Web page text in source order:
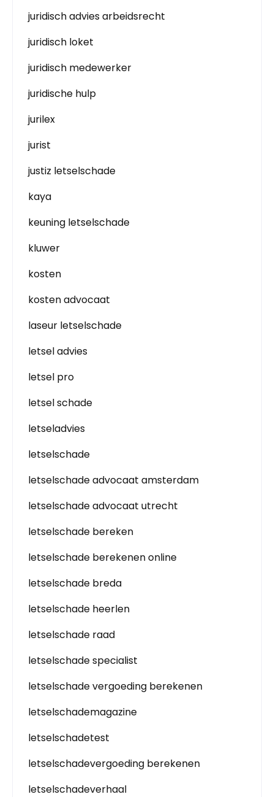
juridisch advies arbeidsrecht
juridisch loket
juridisch medewerker
juridische hulp
jurilex
jurist
justiz letselschade
kaya
keuning letselschade
kluwer
kosten
kosten advocaat
laseur letselschade
letsel advies
letsel pro
letsel schade
letseladvies
letselschade
letselschade advocaat amsterdam
letselschade advocaat utrecht
letselschade bereken
letselschade berekenen online
letselschade breda
letselschade heerlen
letselschade raad
letselschade specialist
letselschade vergoeding berekenen
letselschademagazine
letselschadetest
letselschadevergoeding berekenen
letselschadeverhaal